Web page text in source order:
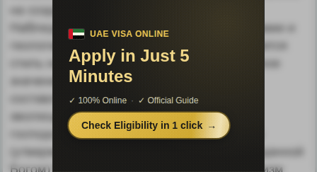
на создание общенаучной картины мира.
Наблюдается усиление роли биологии, химии и
геологии. В результате существенно меняется
стиль научного мышления, в котором важное
значение приобретает идея развития,
составляющая основу концепции
эволюционизма. Уже в XVIII в.
господствовавшему в науке креационизму
(утверждение неизменности природы, созданной
Богом) был противопоставлен трансформизм,